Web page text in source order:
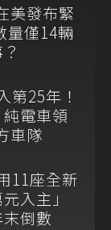
美發布緊
量僅14輛
第25年！
電車領
車隊
11座全新
入主」
倒數